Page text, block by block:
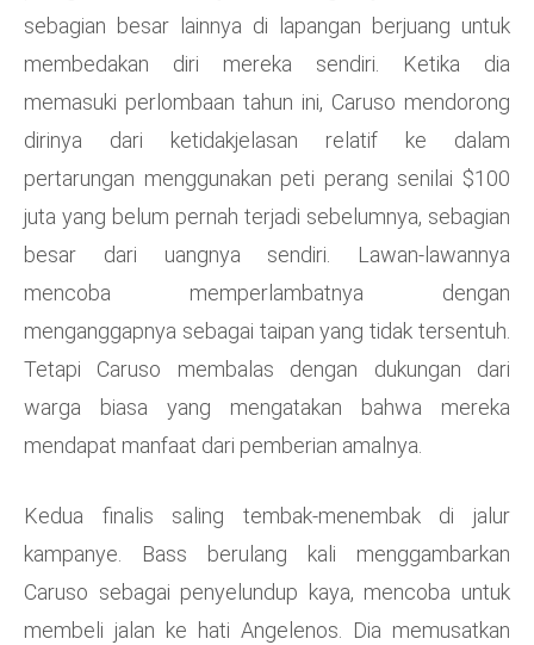
sebagian besar lainnya di lapangan berjuang untuk
membedakan diri mereka sendiri. Ketika dia
memasuki perlombaan tahun ini, Caruso mendorong
dirinya dari ketidakjelasan relatif ke dalam
pertarungan menggunakan peti perang senilai $100
juta yang belum pernah terjadi sebelumnya, sebagian
besar dari uangnya sendiri. Lawan-lawannya
mencoba memperlambatnya dengan
menganggapnya sebagai taipan yang tidak tersentuh.
Tetapi Caruso membalas dengan dukungan dari
warga biasa yang mengatakan bahwa mereka
mendapat manfaat dari pemberian amalnya.
Kedua finalis saling tembak-menembak di jalur
kampanye. Bass berulang kali menggambarkan
Caruso sebagai penyelundup kaya, mencoba untuk
membeli jalan ke hati Angelenos. Dia memusatkan